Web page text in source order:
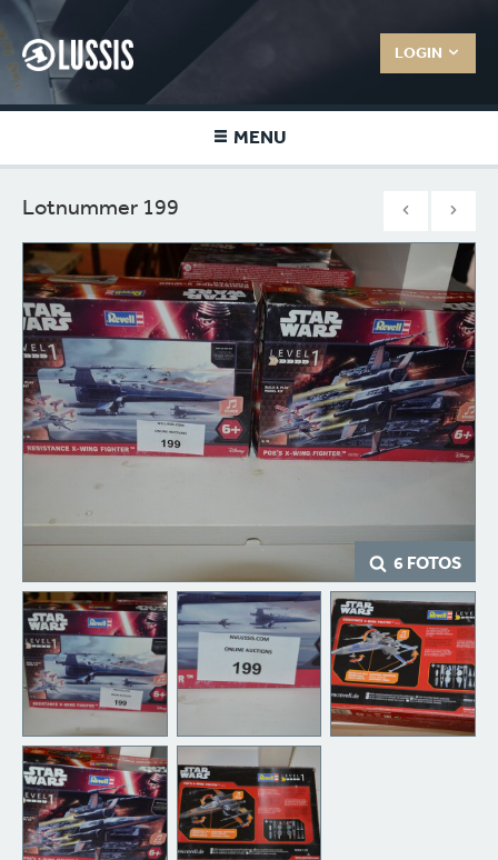
LOGIN
MENU
Lotnummer 199
6 FOTOS